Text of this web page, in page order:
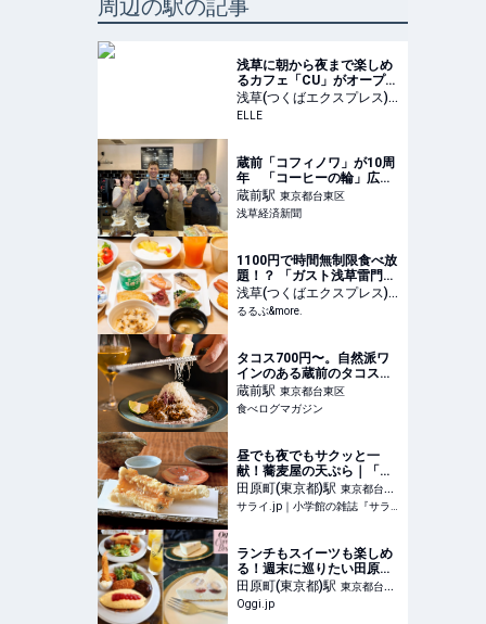
周辺の駅の記事
浅草に朝から夜まで楽しめ
るカフェ「CU」がオープン
【和テイストのドーナツや
抹茶ドリンクに舌鼓】
浅草(つくばエクスプレス)
駅 東京都台東区
ELLE
蔵前「コフィノワ」が10周
年 「コーヒーの輪」広げ
次の10年へ
蔵前駅 東京都台東区
浅草経済新聞
1100円で時間無制限食べ放
題！？ 「ガスト浅草雷門」
の朝食ビュッフェでお腹も
心も満たされる｜るるぶ
&more.
浅草(つくばエクスプレス)
駅 東京都台東区
るるぶ&more.
タコス700円〜。自然派ワ
インのある蔵前のタコス店
はビストロ感覚で使いた
い！ | 食べログマガジン
蔵前駅 東京都台東区
食べログマガジン
昼でも夜でもサクッと一
献！蕎麦屋の天ぷら｜「浅
草 ひら山」（東京 田原町）
| サライ.jp｜小学館の雑誌
『サライ』公式サイト
田原町(東京都)駅 東京都台東
区
サライ.jp｜小学館の雑誌『サライ』公式サイト
ランチもスイーツも楽しめ
る！週末に巡りたい田原町
カフェ4選 | Oggi.jp
田原町(東京都)駅 東京都台東
区
Oggi.jp